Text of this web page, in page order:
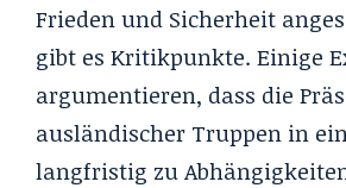
Frieden und Sicherheit
gibt es Kritikpunkte. Einige
argumentieren, dass die
ausländischer Truppen in
langfristig zu